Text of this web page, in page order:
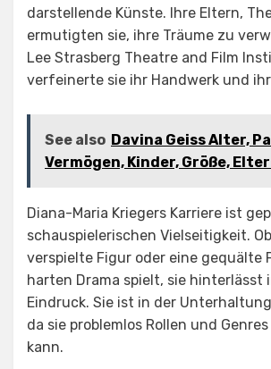
darstellende Künste. Ihre Eltern,
ermutigten sie, ihre Träume zu
Lee Strasberg Theatre and Film
verfeinerte sie ihr Handwerk und ihr
See also Davina Geiss Alter,
Vermögen, Kinder, Größe,
Diana-Maria Kriegers Karriere ist
schauspielerischen Vielseitigkeit.
verspielte Figur oder eine gequälte
harten Drama spielt, sie hinterlässt
Eindruck. Sie ist in der
da sie problemlos Rollen und
kann.